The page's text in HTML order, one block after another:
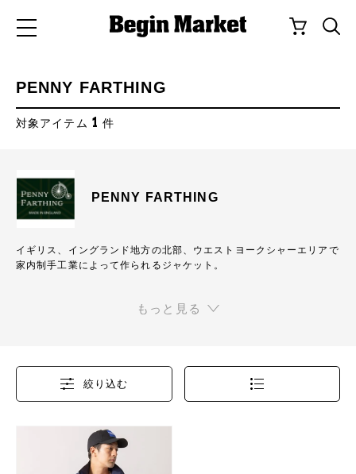
PENNY FARTHING
対象アイテム 1 件
PENNY FARTHING
イギリス、イングランド地方の北部、ウエストヨークシャーエリアで
家内制手工業によって作られるジャケット。
それぞれの家庭に振り分けられて主婦が縫い上げていくので若干の個
るのと、何より縫っている主婦が自分たちも英国の製造業に寄与し
なおかつ報酬がもらえるという、先進国的フェアトレードのシステム
もっと見る
絞り込む